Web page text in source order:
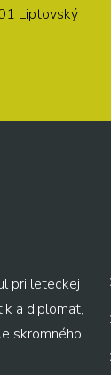
Liptovský
pri leteckej
a diplomat,
skromného